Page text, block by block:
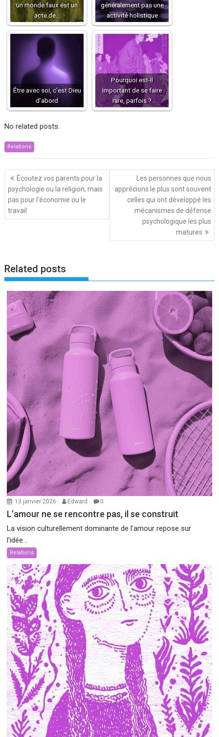
un monde faux est un
acte de…
généralement pas une
activité holistique
Être avec soi, c’est Dieu
d’abord
Pourquoi est-il
important de se faire
rare, parfois ?
No related posts.
Relations
Navigation
de
l’article
Écoutez vos parents pour la
psychologie ou la religion, mais
pas pour l’économie ou le
travail
Les personnes que nous
apprécions le plus sont souvent
celles qui ont développé les
mécanismes de défense
psychologique les plus
matures
Related posts
13 janvier 2026 Edward 0
L’amour ne se rencontre pas, il se construit
La vision culturellement dominante de l’amour repose sur
l’idée...
Relations